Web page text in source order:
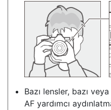
Bazı lensler, bazı
AF yardımcı